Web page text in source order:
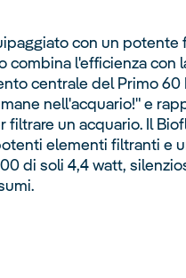
con un potente
l'efficienza con
centrale del Primo 60
nell'acquario!" e
filtrare un acquario. Il
elementi filtranti e
di soli 4,4 watt,